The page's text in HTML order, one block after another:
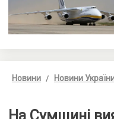
Новини Новини
На Сумщині